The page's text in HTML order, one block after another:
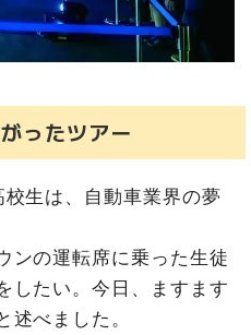
ったツアー
生は、自動車業界の夢
ンの運転席に乗った生徒
したい。今日、ますます
述べました。